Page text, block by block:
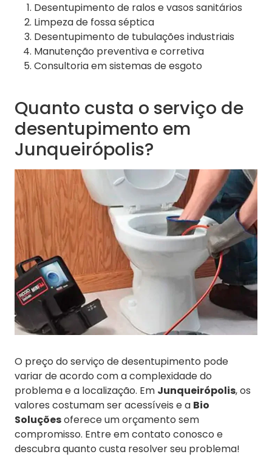
Desentupimento de ralos e vasos sanitários
Limpeza de fossa séptica
Desentupimento de tubulações industriais
Manutenção preventiva e corretiva
Consultoria em sistemas de esgoto
Quanto custa o serviço de
desentupimento em
Junqueirópolis?
O preço do serviço de desentupimento pode
variar de acordo com a complexidade do
problema e a localização. Em Junqueirópolis, os
valores costumam ser acessíveis e a Bio
Soluçõesoferece um orçamento sem
compromisso. Entre em contato conosco e
descubra quanto custa resolver seu problema!